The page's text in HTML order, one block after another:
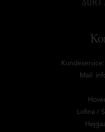
Mail:
Lofina /